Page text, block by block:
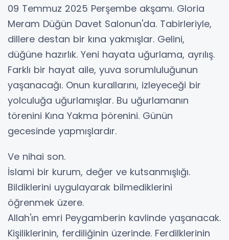
09 Temmuz 2025 Perşembe akşamı. Gloria
Meram Düğün Davet Salonun'da. Tabirleriyle,
dillere destan bir kına yakmışlar. Gelini,
düğüne hazırlık. Yeni hayata uğurlama, ayrılış.
Farklı bir hayat aile, yuva sorumluluğunun
yaşanacağı. Onun kurallarını, izleyeceği bir
yolculuğa uğurlamışlar. Bu uğurlamanın
törenini Kına Yakma þörenini. Günün
gecesinde yapmışlardır.
Ve nihai son.
İslami bir kurum, değer ve kutsanmışlığı.
Bildiklerini uygulayarak bilmediklerini
öğrenmek üzere.
Allah'ın emri Peygamberin kavlinde yaşanacak.
Kişiliklerinin, ferdiliğinin üzerinde. Ferdilklerinin